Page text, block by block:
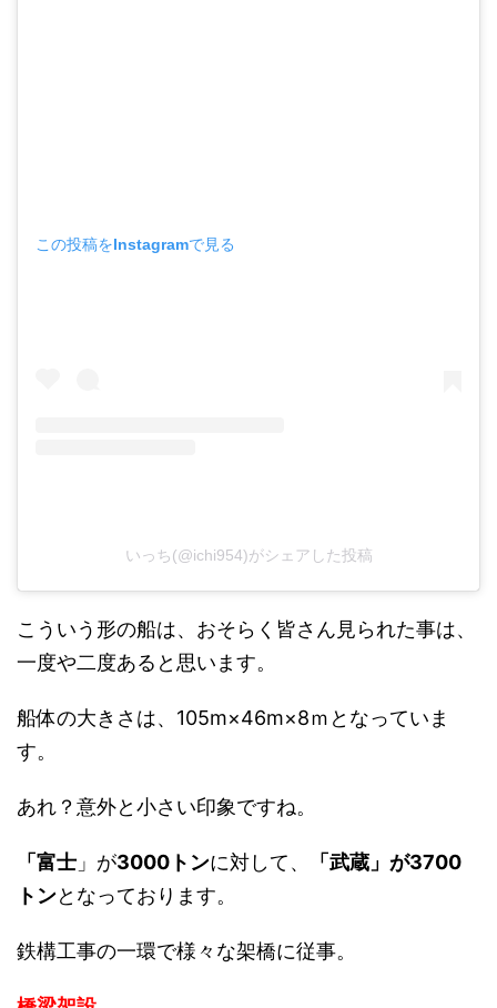
この投稿をInstagramで見る
いっち(@ichi954)がシェアした投稿
こういう形の船は、おそらく皆さん見られた事は、
一度や二度あると思います。
船体の大きさは、105m×46m×8ｍとなっていま
す。
あれ？意外と小さい印象ですね。
「富士 」が3000トンに対して、
「武蔵」が3700
トンとなっております。
鉄構工事の一環で様々な架橋に従事。